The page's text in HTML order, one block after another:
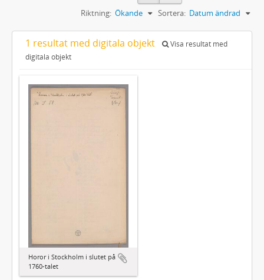
Sortera: Datum ändrad
Riktning: Ökande
1 resultat med digitala objekt
Visa resultat med
digitala objekt
Horor i Stockholm i slutet på
1760-talet